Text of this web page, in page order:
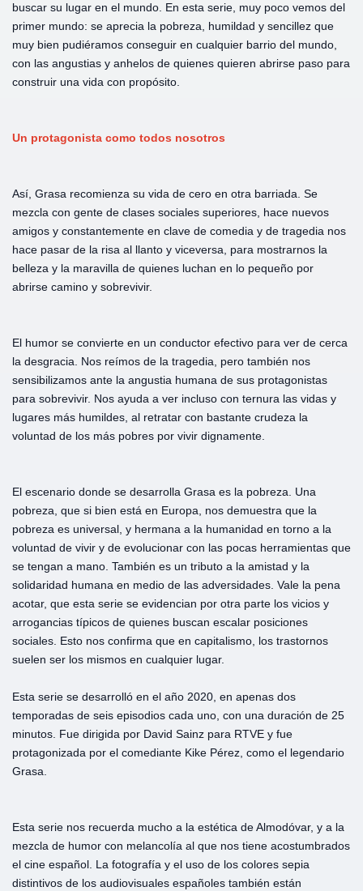
buscar su lugar en el mundo. En esta serie, muy poco vemos del
primer mundo: se aprecia la pobreza, humildad y sencillez que
muy bien pudiéramos conseguir en cualquier barrio del mundo,
con las angustias y anhelos de quienes quieren abrirse paso para
construir una vida con propósito.
Un protagonista como todos nosotros
Así, Grasa recomienza su vida de cero en otra barriada. Se
mezcla con gente de clases sociales superiores, hace nuevos
amigos y constantemente en clave de comedia y de tragedia nos
hace pasar de la risa al llanto y viceversa, para mostrarnos la
belleza y la maravilla de quienes luchan en lo pequeño por
abrirse camino y sobrevivir.
El humor se convierte en un conductor efectivo para ver de cerca
la desgracia. Nos reímos de la tragedia, pero también nos
sensibilizamos ante la angustia humana de sus protagonistas
para sobrevivir. Nos ayuda a ver incluso con ternura las vidas y
lugares más humildes, al retratar con bastante crudeza la
voluntad de los más pobres por vivir dignamente.
El escenario donde se desarrolla Grasa es la pobreza. Una
pobreza, que si bien está en Europa, nos demuestra que la
pobreza es universal, y hermana a la humanidad en torno a la
voluntad de vivir y de evolucionar con las pocas herramientas que
se tengan a mano. También es un tributo a la amistad y la
solidaridad humana en medio de las adversidades. Vale la pena
acotar, que esta serie se evidencian por otra parte los vicios y
arrogancias típicos de quienes buscan escalar posiciones
sociales. Esto nos confirma que en capitalismo, los trastornos
suelen ser los mismos en cualquier lugar.
Esta serie se desarrolló en el año 2020, en apenas dos
temporadas de seis episodios cada uno, con una duración de 25
minutos. Fue dirigida por David Sainz para RTVE y fue
protagonizada por el comediante Kike Pérez, como el legendario
Grasa.
Esta serie nos recuerda mucho a la estética de Almodóvar, y a la
mezcla de humor con melancolía al que nos tiene acostumbrados
el cine español. La fotografía y el uso de los colores sepia
distintivos de los audiovisuales españoles también están